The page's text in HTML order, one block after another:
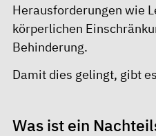
Herausforderungen wie
körperlichen
Behinderung.
Damit dies gelingt, gibt
Was ist ein